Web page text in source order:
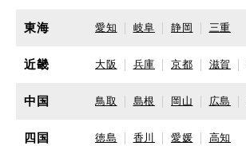
東海 愛知 岐阜 静岡 三重
近畿 大阪 兵庫 京都 滋賀
中国 鳥取 島根 岡山 広島
四国 徳島 香川 愛媛 高知